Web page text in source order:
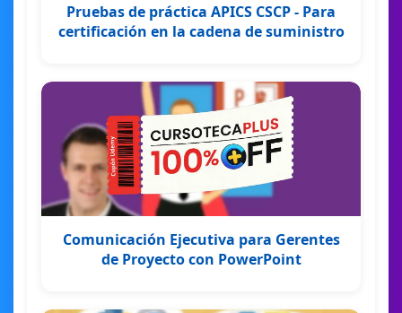
Pruebas de práctica APICS CSCP - Para
certificación en la cadena de suministro
Comunicación Ejecutiva para Gerentes
de Proyecto con PowerPoint